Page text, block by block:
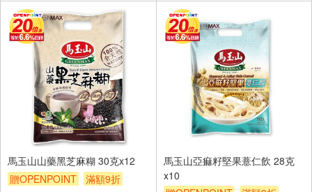
馬玉山山藥黑芝麻糊 30克x12
贈OPENPOINT
滿額9折
馬玉山亞痲籽堅果薏仁飲 28克
x10